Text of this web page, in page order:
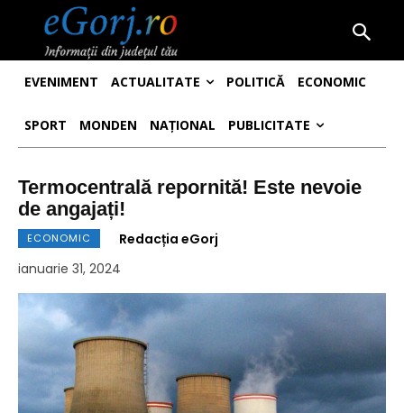
EVENIMENT ACTUALITATE POLITICĂ ECONOMIC
SPORT MONDEN NAȚIONAL PUBLICITATE
Termocentrală repornită! Este nevoie
de angajați!
ECONOMIC
Redacția eGorj
ianuarie 31, 2024